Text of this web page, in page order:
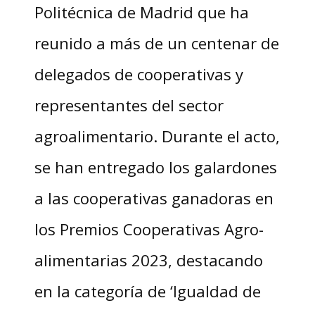
Politécnica de Madrid que ha
reunido a más de un centenar de
delegados de cooperativas y
representantes del sector
agroalimentario. Durante el acto,
se han entregado los galardones
a las cooperativas ganadoras en
los Premios Cooperativas Agro-
alimentarias 2023, destacando
en la categoría de ‘Igualdad de